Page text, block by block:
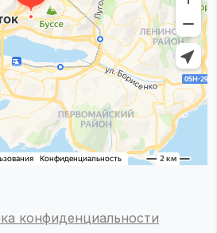
конфиденциальности